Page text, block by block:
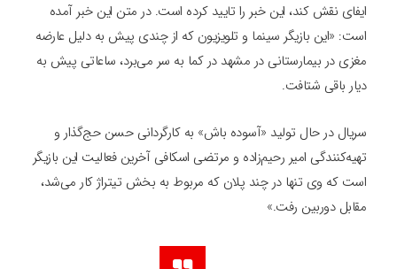
ایفای نقش کند، این خبر را تایید کرده است. در متن این خبر آمده
است: «این بازیگر سینما و تلویزیون که از چندی پیش به دلیل عارضه
مغزی در بیمارستانی در مشهد در کما به سر می‌برد، ساعاتی پیش به
دیار باقی شتافت.
سریال در حال تولید «آسوده باش» به کارگردانی حسن حج‌گذار و
تهیه‌کنندگی امیر رحیم‌زاده و مرتضی اسکافی آخرین فعالیت این بازیگر
است که وی تنها در چند پلان که مربوط به بخش تیتراژ کار می‌شد،
مقابل دوربین رفت.»